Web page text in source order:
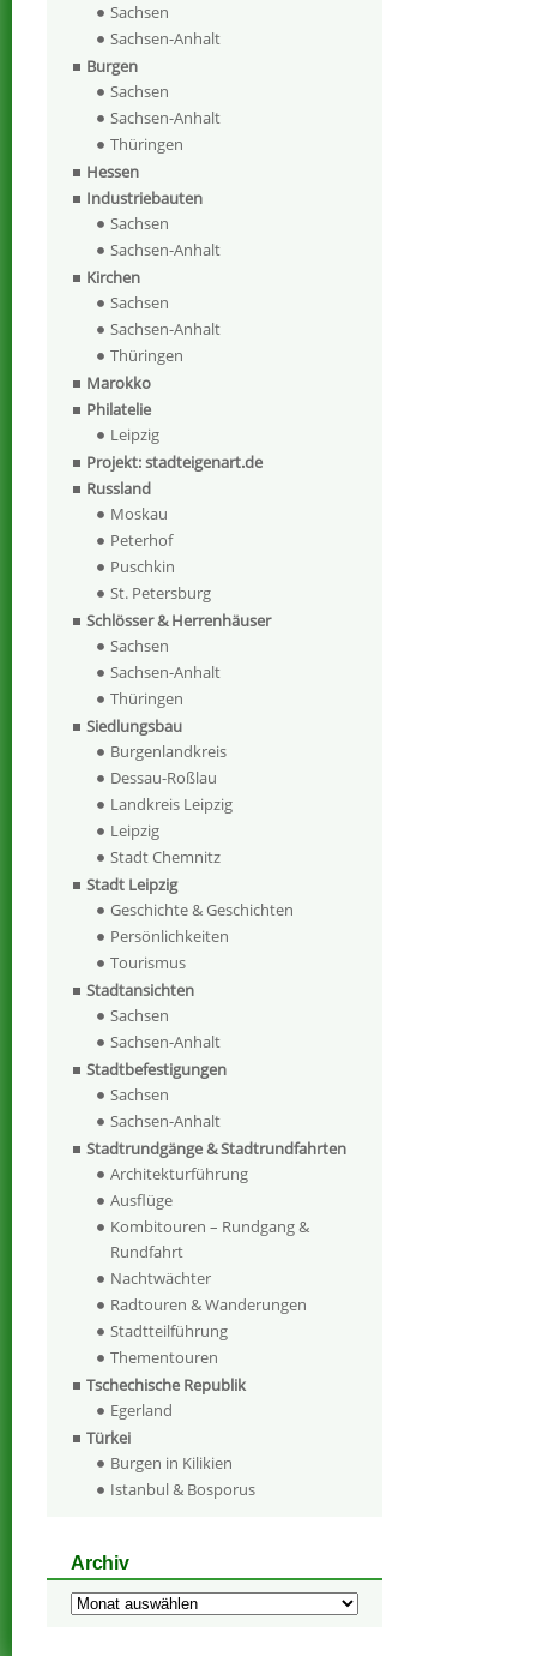
Sachsen
Sachsen-Anhalt
Burgen
Sachsen
Sachsen-Anhalt
Thüringen
Hessen
Industriebauten
Sachsen
Sachsen-Anhalt
Kirchen
Sachsen
Sachsen-Anhalt
Thüringen
Marokko
Philatelie
Leipzig
Projekt: stadteigenart.de
Russland
Moskau
Peterhof
Puschkin
St. Petersburg
Schlösser & Herrenhäuser
Sachsen
Sachsen-Anhalt
Thüringen
Siedlungsbau
Burgenlandkreis
Dessau-Roßlau
Landkreis Leipzig
Leipzig
Stadt Chemnitz
Stadt Leipzig
Geschichte & Geschichten
Persönlichkeiten
Tourismus
Stadtansichten
Sachsen
Sachsen-Anhalt
Stadtbefestigungen
Sachsen
Sachsen-Anhalt
Stadtrundgänge & Stadtrundfahrten
Architekturführung
Ausflüge
Kombitouren – Rundgang &
Rundfahrt
Nachtwächter
Radtouren & Wanderungen
Stadtteilführung
Thementouren
Tschechische Republik
Egerland
Türkei
Burgen in Kilikien
Istanbul & Bosporus
Archiv
Archiv